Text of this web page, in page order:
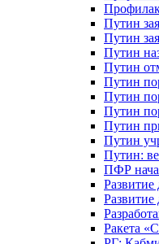
Путин
Путин
Путин
Путин
Путин
Путин
Путин
Путин
Путин
Путин:
ПФР
Ракета